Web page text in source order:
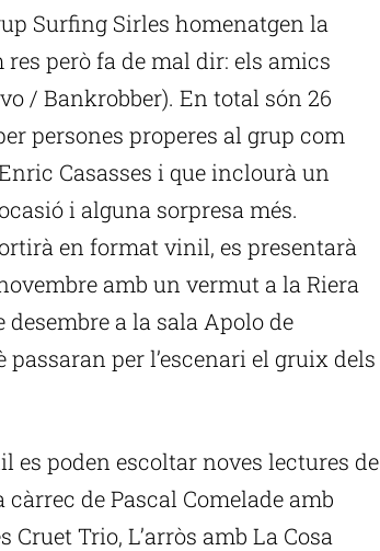
Surfing Sirles homenatgen la
però fa de mal dir: els amics
/ Bankrobber). En total són 26
persones properes al grup com
Casasses i que inclourà un
i alguna sorpresa més.
en format vinil, es presentarà
amb un vermut a la Riera
a la sala Apolo de
per l’escenari el gruix dels
es poden escoltar noves lectures de
de Pascal Comelade amb
Trio, L’arròs amb La Cosa